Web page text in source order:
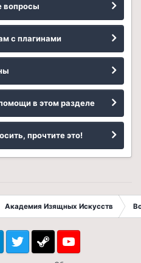
вопросы
с плагинами
в этом разделе
прочтите это!
Академия Изящных Искусств
Twitter Steam Youtube